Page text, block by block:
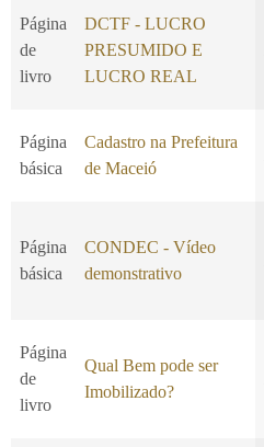
Página
de
livro
DCTF - LUCRO
PRESUMIDO E
LUCRO REAL
Página
básica
Cadastro na Prefeitura
de Maceió
Página
básica
CONDEC - Vídeo
demonstrativo
Página
de
livro
Qual Bem pode ser
Imobilizado?